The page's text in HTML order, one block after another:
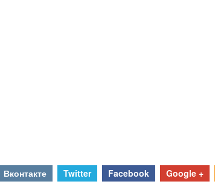
Вконтакте Twitter Facebook Google +